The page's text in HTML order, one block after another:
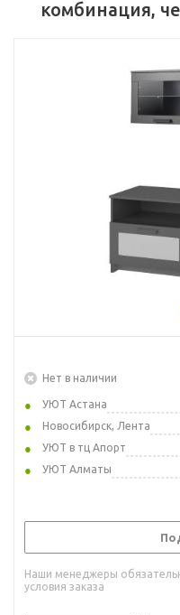
комбинация,
Нет в наличии
УЮТ Астана
Новосибирск, Лента
УЮТ в тц Апорт
УЮТ Алматы
Наши менеджеры
условия заказа